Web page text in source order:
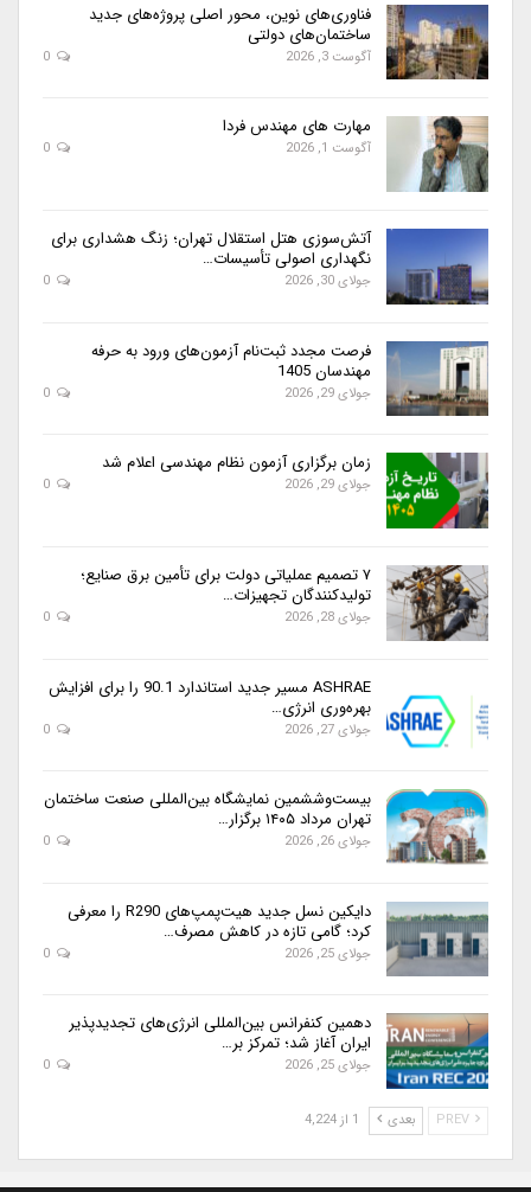
فناوری‌های نوین، محور اصلی پروژه‌های جدید
ساختمان‌های دولتی
آگوست 3, 2026
مهارت های مهندس فردا
آگوست 1, 2026
آتش‌سوزی هتل استقلال تهران؛ زنگ هشداری برای
نگهداری اصولی تأسیسات…
جولای 30, 2026
فرصت مجدد ثبت‌نام آزمون‌های ورود به حرفه
مهندسان 1405
جولای 29, 2026
زمان برگزاری آزمون نظام مهندسی اعلام شد
جولای 29, 2026
۷ تصمیم عملیاتی دولت برای تأمین برق صنایع؛
تولیدکنندگان تجهیزات…
جولای 28, 2026
ASHRAE مسیر جدید استاندارد 90.1 را برای افزایش
بهره‌وری انرژی…
جولای 27, 2026
بیست‌وششمین نمایشگاه بین‌المللی صنعت ساختمان
تهران مرداد ۱۴۰۵ برگزار…
جولای 26, 2026
دایکین نسل جدید هیت‌پمپ‌های R290 را معرفی
کرد؛ گامی تازه در کاهش مصرف…
جولای 25, 2026
دهمین کنفرانس بین‌المللی انرژی‌های تجدیدپذیر
ایران آغاز شد؛ تمرکز بر…
جولای 25, 2026
بعدی 1 از 4,224